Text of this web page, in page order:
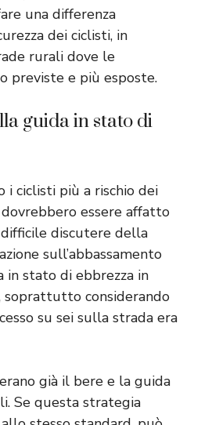
una differenza
dei ciclisti, in
rurali dove le
previste e più esposte.
guida in stato di
i ciclisti più a rischio dei
essere affatto
discutere della
sull’abbassamento
stato di ebbrezza in
soprattutto considerando
su sei sulla strada era
già il bere e la guida
Se questa strategia